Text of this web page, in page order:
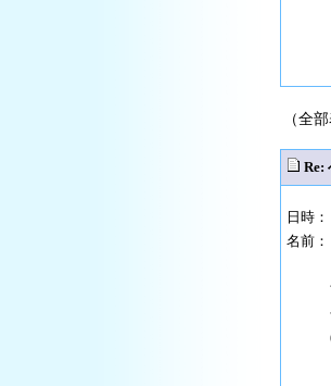
（全
Re:
日時
名前：